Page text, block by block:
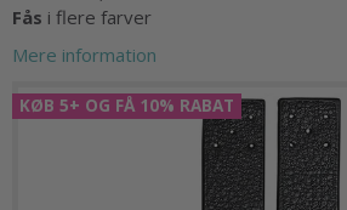
Fås i flere farver
Mere information
KØB 5+ OG FÅ 10% RABAT